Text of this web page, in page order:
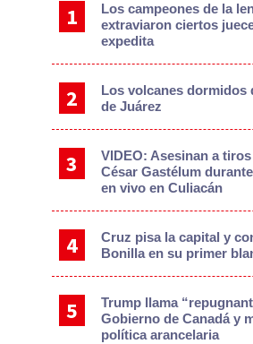
Los campeones de la
extraviaron ciertos
expedita
Los volcanes dormidos
de Juárez
VIDEO: Asesinan a
César Gastélum
en vivo en Culiacán
Cruz pisa la capital y
Bonilla en su primer
Trump llama
Gobierno de Canadá y
política arancelaria